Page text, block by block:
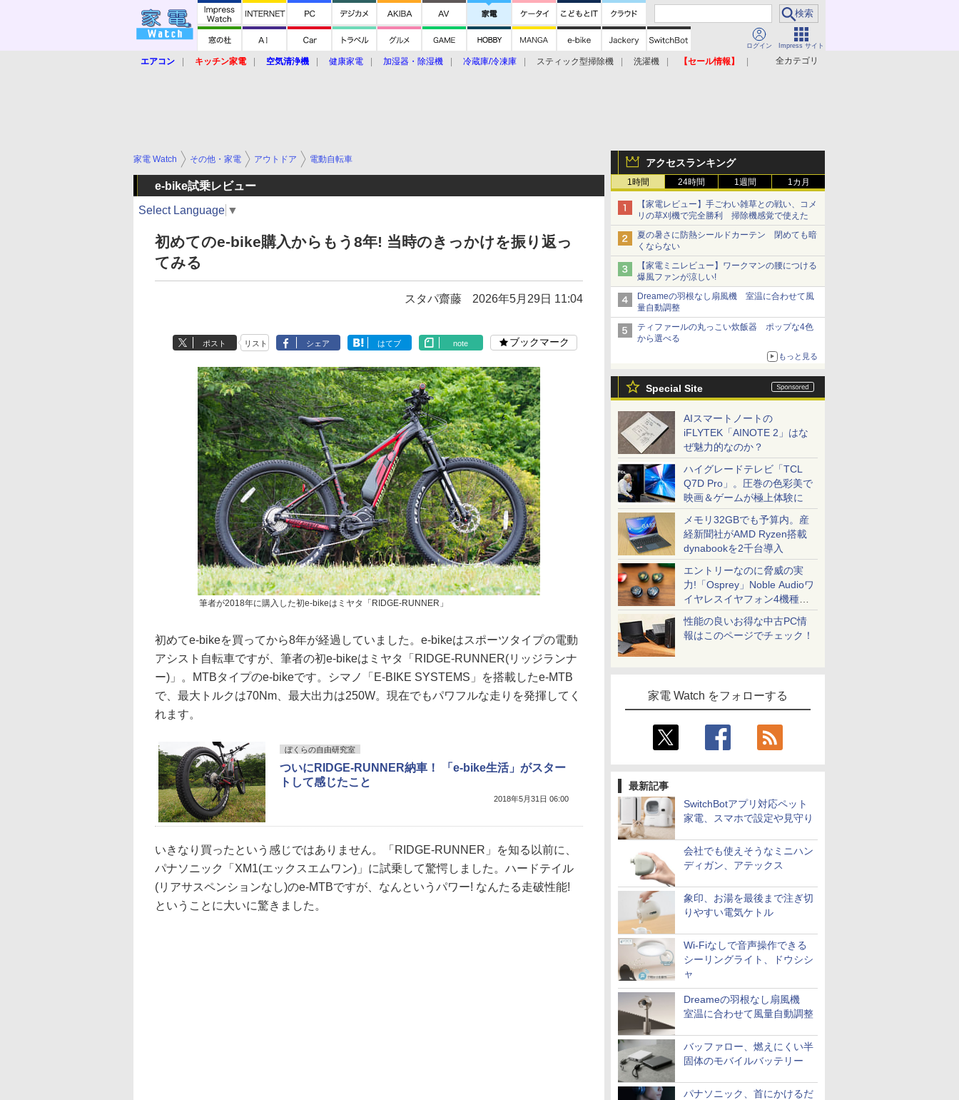
ログイン Impress サイト
全カテゴリ
エアコン キッチン家電 空気清浄機 健康家電 加湿器・除湿機 冷蔵庫/冷凍庫 スティック型掃除機 洗濯機
【セール情報】
アクセスランキング
1時間 24時間 1週間 1カ月
【家電レビュー】手ごわい雑草との戦い、コメ
リの草刈機で完全勝利 掃除機感覚で使えた
夏の暑さに防熱シールドカーテン 閉めても暗
くならない
【家電ミニレビュー】ワークマンの腰につける
爆風ファンが涼しい!
Dreameの羽根なし扇風機 室温に合わせて風
量自動調整
ティファールの丸っこい炊飯器 ポップな4色
から選べる
もっと見る
Special Site
AIスマートノートの
iFLYTEK「AINOTE 2」はな
ぜ魅力的なのか？
ハイグレードテレビ「TCL
Q7D Pro」。圧巻の色彩美で
映画＆ゲームが極上体験に
メモリ32GBでも予算内。産
経新聞社がAMD Ryzen搭載
dynabookを2千台導入
エントリーなのに脅威の実
力!「Osprey」Noble Audioワ
イヤレスイヤフォン4機種を
一気に聴く
性能の良いお得な中古PC情
報はこのページでチェック！
家電 Watch をフォローする
最新記事
SwitchBotアプリ対応ペット
家電、スマホで設定や見守り
会社でも使えそうなミニハン
ディガン、アテックス
象印、お湯を最後まで注ぎ切
りやすい電気ケトル
Wi-Fiなしで音声操作できる
シーリングライト、ドウシシ
ャ
Dreameの羽根なし扇風機
室温に合わせて風量自動調整
バッファロー、燃えにくい半
固体のモバイルバッテリー
パナソニック、首にかけるだ
家電 Watch その他・家電 アウトドア 電動自転車
e-bike試乗レビュー
Select Language ▼
初めてのe-bike購入からもう8年! 当時のきっかけを振り返っ
てみる
スタパ齋藤 2026年5月29日 11:04
ポスト リスト シェア はてブ note ブックマーク
筆者が2018年に購入した初e-bikeはミヤタ「RIDGE-RUNNER」
初めてe-bikeを買ってから8年が経過していました。e-bikeはスポーツタイプの電動
アシスト自転車ですが、筆者の初e-bikeはミヤタ「RIDGE-RUNNER(リッジランナ
ー)」。MTBタイプのe-bikeです。シマノ「E-BIKE SYSTEMS」を搭載したe-MTB
で、最大トルクは70Nm、最大出力は250W。現在でもパワフルな走りを発揮してく
れます。
ぼくらの自由研究室
ついにRIDGE-RUNNER納車！ 「e-bike生活」がスター
トして感じたこと
2018年5月31日 06:00
いきなり買ったという感じではありません。「RIDGE-RUNNER」を知る以前に、
パナソニック「XM1(エックスエムワン)」に試乗して驚愕しました。ハードテイル
(リアサスペンションなし)のe-MTBですが、なんというパワー! なんたる走破性能!
ということに大いに驚きました。